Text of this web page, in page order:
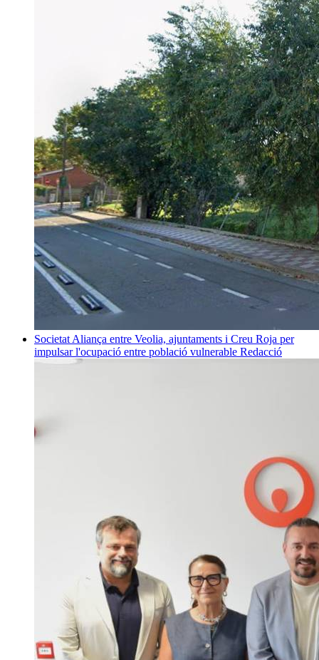
Societat Aliança entre Veolia, ajuntaments i Creu Roja per
impulsar l'ocupació entre població vulnerable Redacció